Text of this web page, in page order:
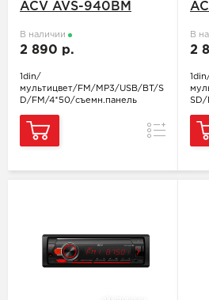
ACV AVS-940BM
В наличии
2 890 р.
1din/
мультицвет/FM/MP3/USB/BT/S
D/FM/4*50/съемн.панель
Сравнение
В
2
SD/